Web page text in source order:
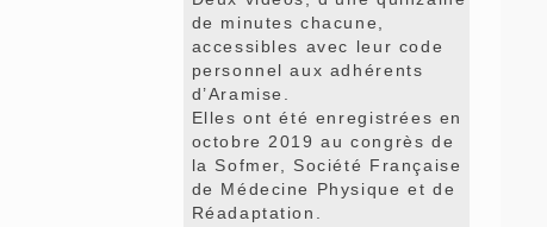
de minutes chacune,
accessibles avec leur code
personnel aux adhérents
d’Aramise.
Elles ont été enregistrées en
octobre 2019 au congrès de
la Sofmer, Société Française
de Médecine Physique et de
Réadaptation.